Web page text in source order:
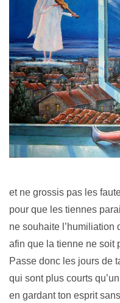
et ne grossis pas les
pour que les tiennes
ne souhaite l’humiliation
afin que la tienne ne soit
Passe donc les jours de
qui sont plus courts
en gardant ton esprit